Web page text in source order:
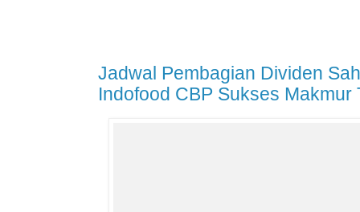
Jadwal Pembagian Dividen
Indofood CBP Sukses Makmur